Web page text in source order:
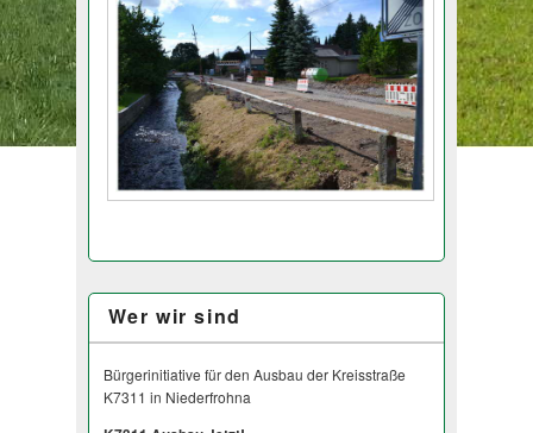
Wer wir sind
Bürgerinitiative für den Ausbau der Kreisstraße
K7311 in Niederfrohna